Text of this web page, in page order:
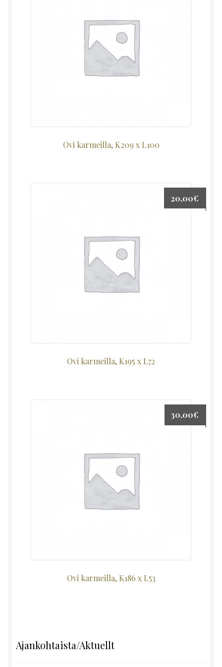
Ovi karmeilla, K209 x L100
Ovi karmeilla, K195 x L72
20,00€
Ovi karmeilla, K186 x L53
30,00€
Ajankohtaista/Aktuellt